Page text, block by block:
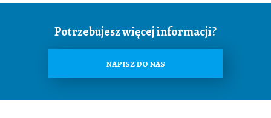
Potrzebujesz więcej informacji?
NAPISZ DO NAS